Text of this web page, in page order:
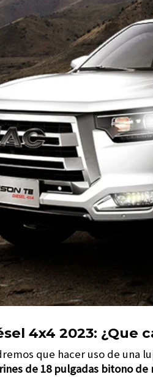
4x4 2023: ¿Que
que hacer uso de una
de 18 pulgadas bitono